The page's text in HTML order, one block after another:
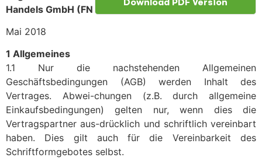
Download PDF Version
Handels GmbH (FN 307146k)
Mai 2018
1 Allgemeines
1.1 Nur die nachstehenden Allgemeinen
Geschäftsbedingungen (AGB) werden Inhalt des
Vertrages. Abwei-chungen (z.B. durch allgemeine
Einkaufsbedingungen) gelten nur, wenn dies die
Vertragspartner aus-drücklich und schriftlich vereinbart
haben. Dies gilt auch für die Vereinbarkeit des
Schriftformgebotes selbst.